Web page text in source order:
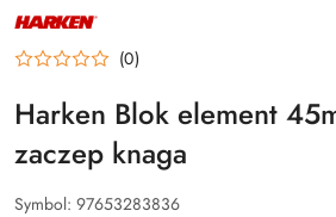
NAZWA
PRODUCENTA:
HARKEN (0)
Harken Blok element
zaczep knaga
Symbol: 97653283836